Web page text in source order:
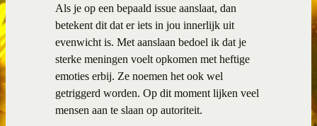
Als je op een bepaald issue aanslaat, dan
betekent dit dat er iets in jou innerlijk uit
evenwicht is. Met aanslaan bedoel ik dat je
sterke meningen voelt opkomen met heftige
emoties erbij. Ze noemen het ook wel
getriggerd worden. Op dit moment lijken veel
mensen aan te slaan op autoriteit.